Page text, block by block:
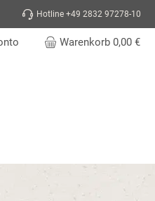
Hotline +49 2832 97278-10
Warenkorb 0,00 €